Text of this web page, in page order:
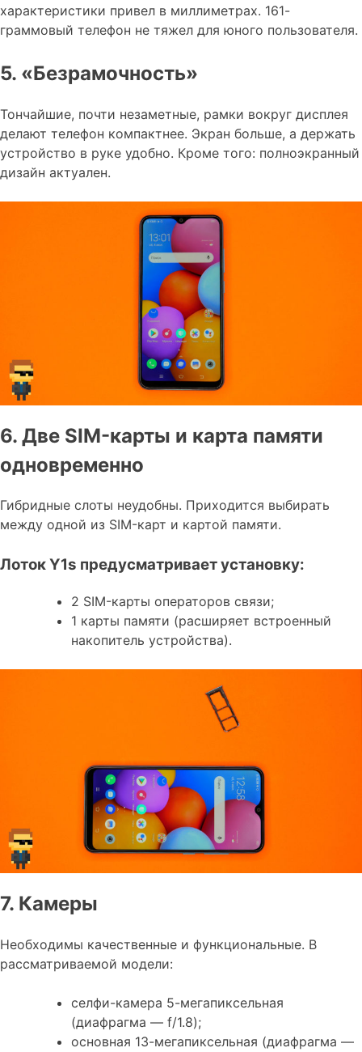
характеристики привел в миллиметрах. 161-
граммовый телефон не тяжел для юного пользователя.
5. «Безрамочность»
Тончайшие, почти незаметные, рамки вокруг дисплея
делают телефон компактнее. Экран больше, а держать
устройство в руке удобно. Кроме того: полноэкранный
дизайн актуален.
6. Две SIM-карты и карта памяти
одновременно
Гибридные слоты неудобны. Приходится выбирать
между одной из SIM-карт и картой памяти.
Лоток Y1s предусматривает установку:
2 SIM-карты операторов связи;
1 карты памяти (расширяет встроенный
накопитель устройства).
7. Камеры
Необходимы качественные и функциональные. В
рассматриваемой модели:
селфи-камера 5-мегапиксельная
(диафрагма — f/1.8);
основная 13-мегапиксельная (диафрагма —